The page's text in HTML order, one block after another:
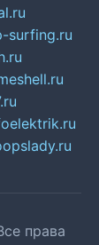
surfing.ru
права